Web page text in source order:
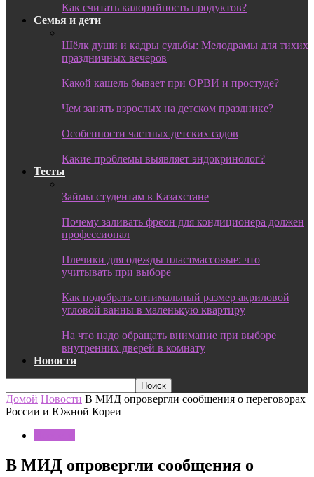
Как считать калорийность продуктов?
Семья и дети
Шёлк души и кадры судьбы: Мелодрамы для тихих
праздничных вечеров
Какой кашель бывает при ОРВИ и простуде?
Чем занять взрослых на детском празднике?
Особенности частных детских садов
Какие проблемы выявляет эндокринолог?
Тесты
Займы студентам в Казахстане
Почему заливать фреон для кондиционера должен
профессионал
Плечики для одежды пластмассовые: что
учитывать при выборе
Как подобрать оптимальный размер акриловой
угловой ванны в маленькую квартиру
На что надо обращать внимание при выборе
внутренних дверей в комнату
Новости
Домой Новости В МИД опровергли сообщения о переговорах
России и Южной Кореи
В МИД опровергли сообщения о